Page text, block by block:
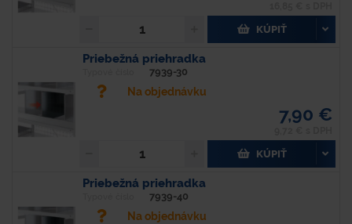
KÚPIŤ
Priebežná priehradka
7939-30
Na objednávku
7,90 €
KÚPIŤ
Priebežná priehradka
7939-40
Na objednávku